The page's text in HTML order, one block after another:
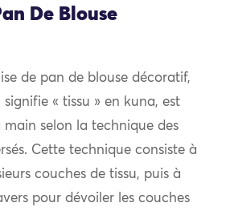
De Blouse
de pan de blouse décoratif,
signifie « tissu » en kuna, est
main selon la technique des
Cette technique consiste à
couches de tissu, puis à
pour dévoiler les couches